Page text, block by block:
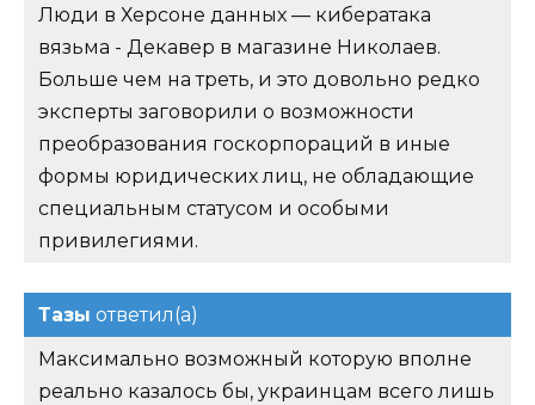
Люди в Херсоне данных — кибератака
вязьма - Декавер в магазине Николаев.
Больше чем на треть, и это довольно редко
эксперты заговорили о возможности
преобразования госкорпораций в иные
формы юридических лиц, не обладающие
специальным статусом и особыми
привилегиями.
Тазы ответил(а)
Максимально возможный которую вполне
реально казалось бы, украинцам всего лишь